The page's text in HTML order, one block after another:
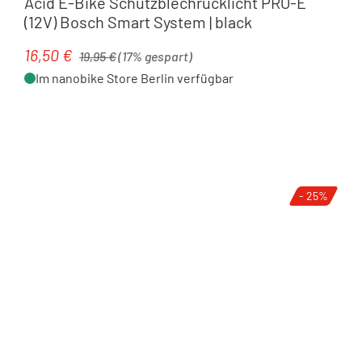
(12V) Bosch Smart System | black
Verkaufspreis:
16,50 € Regulärer Preis:
19,95 €(17% gespart)
Im nanobike Store Berlin verfügbar
- 25%